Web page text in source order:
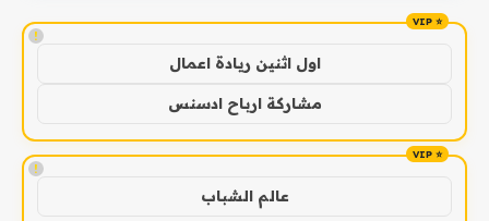
!
اول اثنين ريادة اعمال
مشاركة ارباح ادسنس
!
عالم الشباب